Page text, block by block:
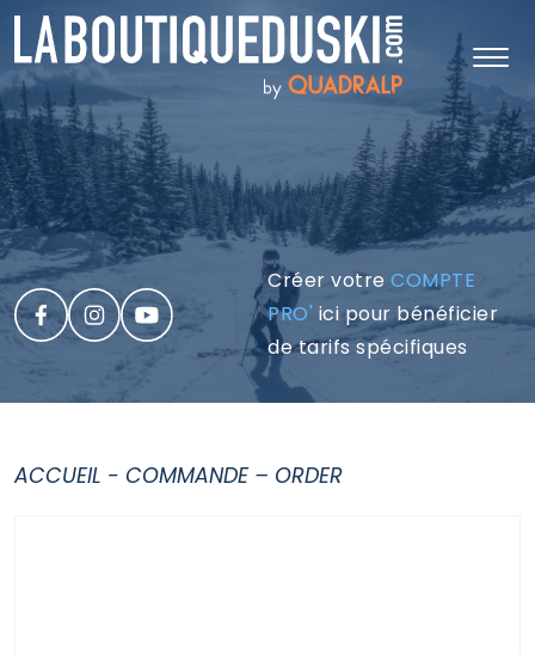
Créer votre COMPTE
PRO' ici pour bénéficier
de tarifs spécifiques
ACCUEIL - COMMANDE – ORDER